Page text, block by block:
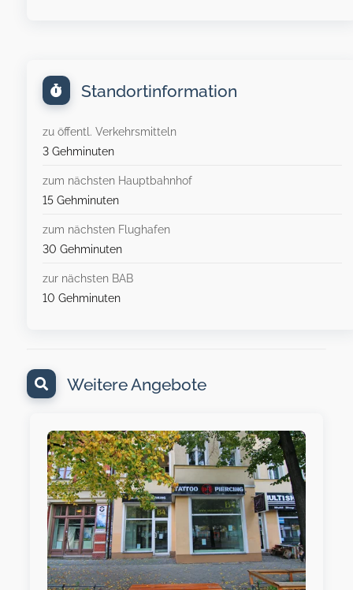
Standortinformation
zu öffentl. Verkehrsmitteln
3 Gehminuten
zum nächsten Hauptbahnhof
15 Gehminuten
zum nächsten Flughafen
30 Gehminuten
zur nächsten BAB
10 Gehminuten
Weitere Angebote